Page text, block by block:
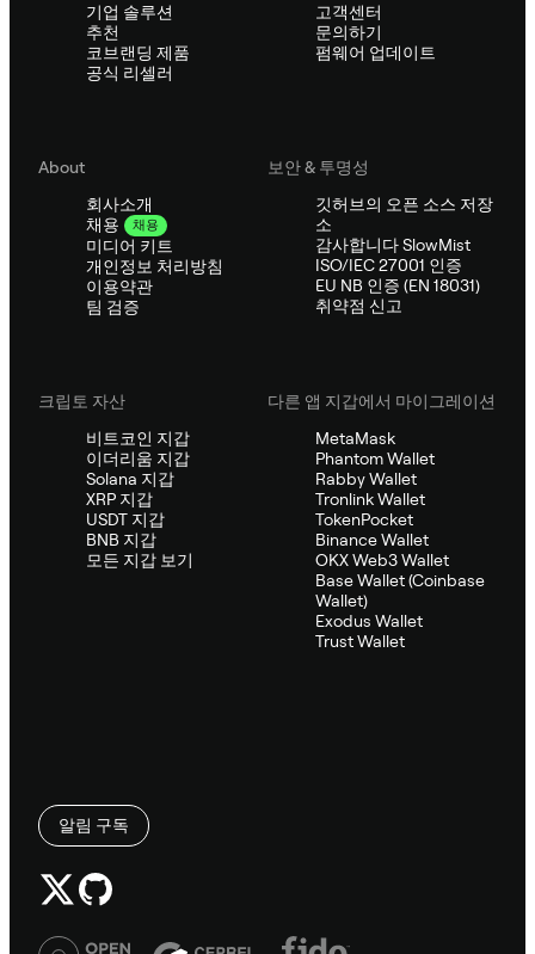
기업 솔루션
추천
코브랜딩 제품
공식 리셀러
고객센터
문의하기
펌웨어 업데이트
About
회사소개
채용
채용
미디어 키트
개인정보 처리방침
이용약관
팀 검증
보안 & 투명성
깃허브의 오픈 소스 저장
소
감사합니다 SlowMist
ISO/IEC 27001 인증
EU NB 인증 (EN 18031)
취약점 신고
크립토 자산
비트코인 지갑
이더리움 지갑
Solana 지갑
XRP 지갑
USDT 지갑
BNB 지갑
모든 지갑 보기
다른 앱 지갑에서 마이그레이션
MetaMask
Phantom Wallet
Rabby Wallet
Tronlink Wallet
TokenPocket
Binance Wallet
OKX Web3 Wallet
Base Wallet (Coinbase
Wallet)
Exodus Wallet
Trust Wallet
알림 구독